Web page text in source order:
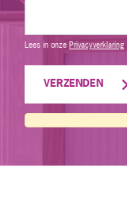
Lees in onze Privacyverklaring